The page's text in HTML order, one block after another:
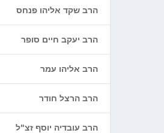
הרב שקד אליהו פנחס
הרב יעקב חיים סופר
הרב אליהו עמר
הרב הרצל חודר
הרב עובדיה יוסף זצ"ל